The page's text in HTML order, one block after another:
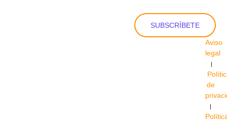
SUBSCRÍBETE
Aviso
legal
|
de
|